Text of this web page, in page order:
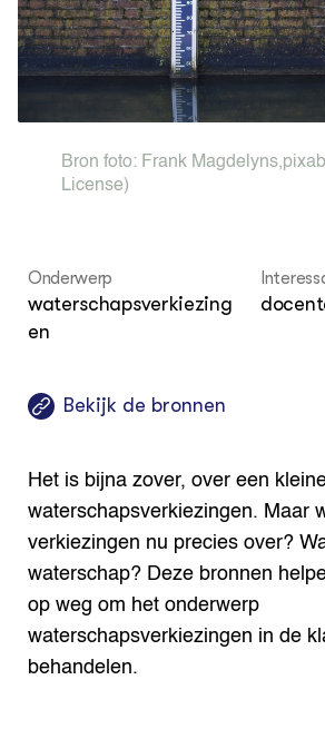
ZIE OOK
In de regio
Projecten
Lectoraten
Practoraten
Vakbladen
GROEN KENNISNET
Over ons
ENGLISH
Bron foto: Frank Magdelyns,
License)
Onderwerp
waterschapsverkiezing
en
Bekijk de bronnen
Het is bijna zover, over een
waterschaps­verkiezingen. Maar
verkiezingen nu precies over?
waterschap? Deze bronnen
op weg om het onderwerp
waterschapsverkiezingen in de
behandelen.